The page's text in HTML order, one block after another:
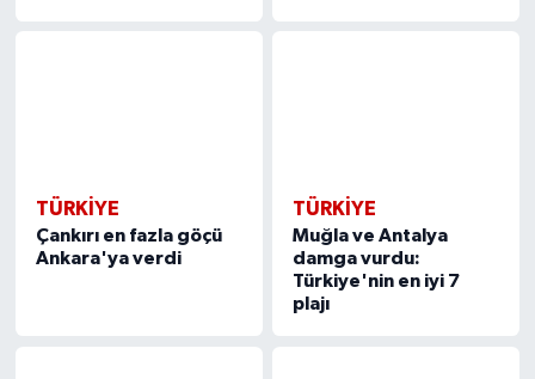
TÜRKIYE
Çankırı en fazla göçü
Ankara'ya verdi
TÜRKIYE
Muğla ve Antalya
damga vurdu:
Türkiye'nin en iyi 7
plajı